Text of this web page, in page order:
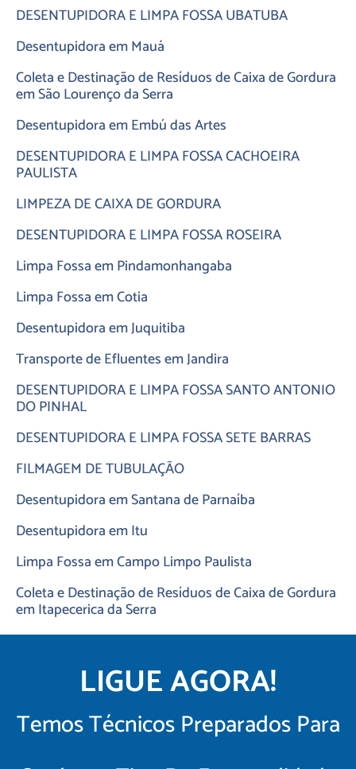
DESENTUPIDORA E LIMPA FOSSA UBATUBA
Desentupidora em Mauá
Coleta e Destinação de Resíduos de Caixa de Gordura
em São Lourenço da Serra
Desentupidora em Embú das Artes
DESENTUPIDORA E LIMPA FOSSA CACHOEIRA
PAULISTA
LIMPEZA DE CAIXA DE GORDURA
DESENTUPIDORA E LIMPA FOSSA ROSEIRA
Limpa Fossa em Pindamonhangaba
Limpa Fossa em Cotia
Desentupidora em Juquitiba
Transporte de Efluentes em Jandira
DESENTUPIDORA E LIMPA FOSSA SANTO ANTONIO
DO PINHAL
DESENTUPIDORA E LIMPA FOSSA SETE BARRAS
FILMAGEM DE TUBULAÇÃO
Desentupidora em Santana de Parnaíba
Desentupidora em Itu
Limpa Fossa em Campo Limpo Paulista
Coleta e Destinação de Resíduos de Caixa de Gordura
em Itapecerica da Serra
LIGUE AGORA!
Temos Técnicos Preparados Para